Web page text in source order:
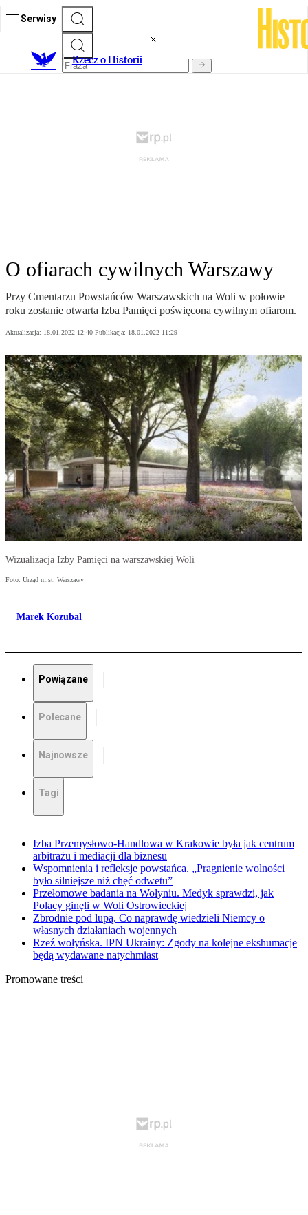
Serwisy
Rzecz o Historii
O ofiarach cywilnych Warszawy
Przy Cmentarzu Powstańców Warszawskich na Woli w połowie
roku zostanie otwarta Izba Pamięci poświęcona cywilnym ofiarom.
Aktualizacja: 18.01.2022 12:40 Publikacja: 18.01.2022 11:29
Wizualizacja Izby Pamięci na warszawskiej Woli
Foto: Urząd m.st. Warszawy
Marek Kozubal
Powiązane
Polecane
Najnowsze
Tagi
Izba Przemysłowo-Handlowa w Krakowie była jak centrum
arbitrażu i mediacji dla biznesu
Wspomnienia i refleksje powstańca. „Pragnienie wolności
było silniejsze niż chęć odwetu”
Przełomowe badania na Wołyniu. Medyk sprawdzi, jak
Polacy ginęli w Woli Ostrowieckiej
Zbrodnie pod lupą. Co naprawdę wiedzieli Niemcy o
własnych działaniach wojennych
Rzeź wołyńska. IPN Ukrainy: Zgody na kolejne ekshumacje
będą wydawane natychmiast
Promowane treści